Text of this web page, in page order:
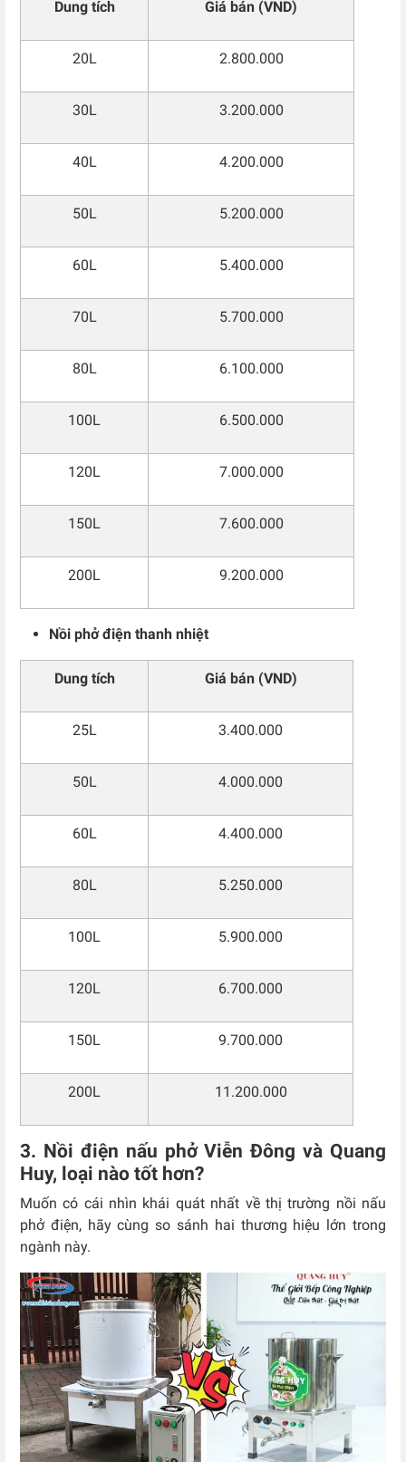
Dung tích Giá bán (VND)
20L 2.800.000
30L 3.200.000
40L 4.200.000
50L 5.200.000
60L 5.400.000
70L 5.700.000
80L 6.100.000
100L 6.500.000
120L 7.000.000
150L 7.600.000
200L 9.200.000
Nồi phở điện thanh nhiệt
Dung tích Giá bán (VND)
25L 3.400.000
50L 4.000.000
60L 4.400.000
80L 5.250.000
100L 5.900.000
120L 6.700.000
150L 9.700.000
200L 11.200.000
3. Nồi điện nấu phở Viễn Đông và Quang
Huy, loại nào tốt hơn?
Muốn có cái nhìn khái quát nhất về thị trường nồi nấu
phở điện, hãy cùng so sánh hai thương hiệu lớn trong
ngành này.